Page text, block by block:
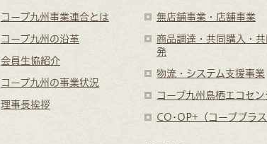
コープ九州事業連合とは
コープ九州の沿革
会員生協紹介
コープ九州の事業状況
理事長挨拶
無店舗事業・店舗事業
商品調達・共同購入・共
発
物流・システム支援事業
コープ九州鳥栖エコセン
CO･OP+（コーププラス